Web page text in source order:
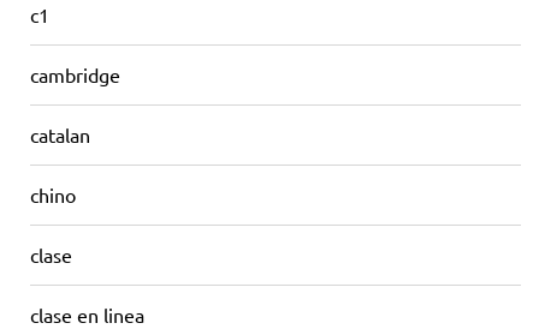
c1
cambridge
catalan
chino
clase
clase en linea